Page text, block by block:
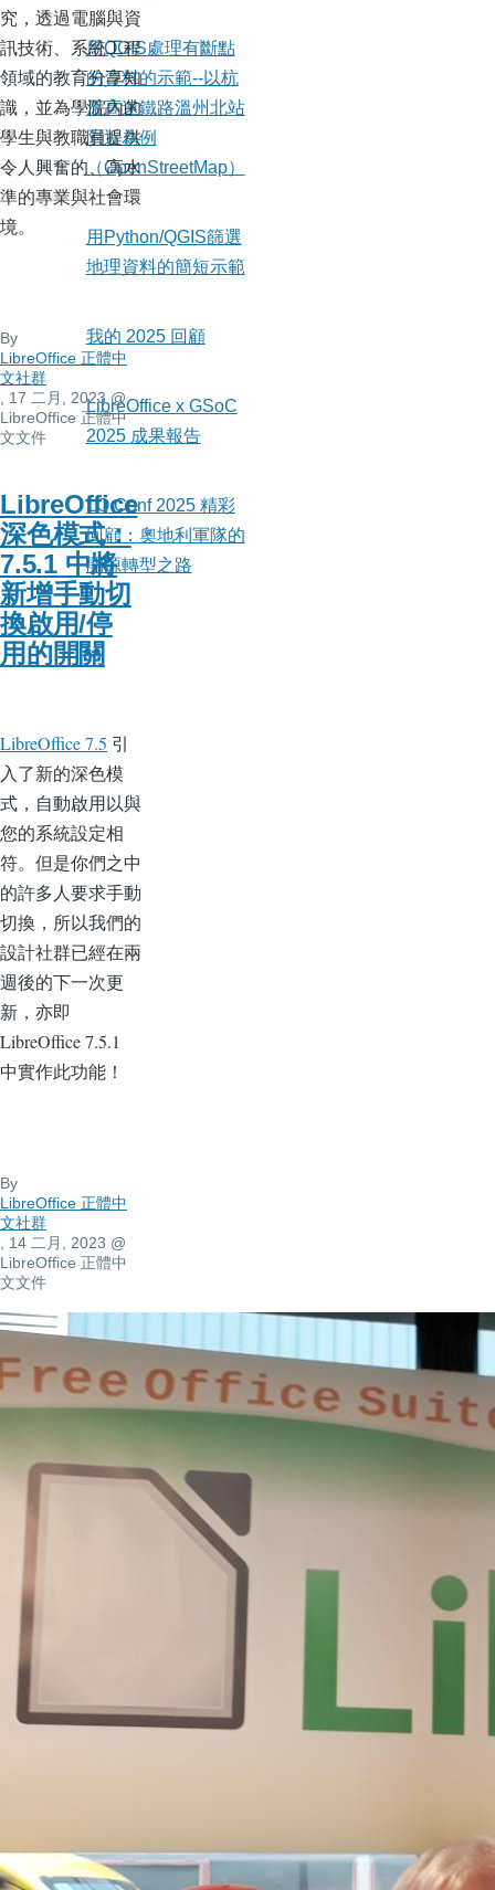
究，透過電腦與資
訊技術、系統工程
領域的教育分享知
識，並為學院內的
學生與教職員提供
令人興奮的、高水
準的專業與社會環
境。
By
LibreOffice 正體中
文社群
, 17 二月, 2023 @
LibreOffice 正體中
文文件
LibreOffice
深色模式：
7.5.1 中將
新增手動切
換啟用/停
用的開關
LibreOffice 7.5 引
入了新的深色模
式，自動啟用以與
您的系統設定相
符。但是你們之中
的許多人要求手動
切換，所以我們的
設計社群已經在兩
週後的下一次更
新，亦即
LibreOffice 7.5.1
中實作此功能！
By
LibreOffice 正體中
文社群
, 14 二月, 2023 @
LibreOffice 正體中
文文件
用QGIS處理有斷點
的資料的示範--以杭
溫高速鐵路溫州北站
附近為例
（OpenStreetMap）
用Python/QGIS篩選
地理資料的簡短示範
我的 2025 回顧
LibreOffice x GSoC
2025 成果報告
LO Conf 2025 精彩
回顧：奧地利軍隊的
開源轉型之路